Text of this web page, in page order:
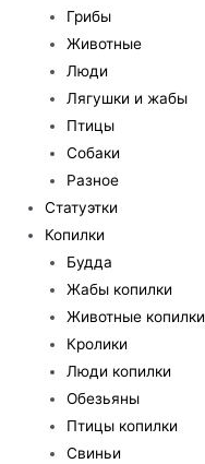
Грибы
Животные
Люди
Лягушки и жабы
Птицы
Собаки
Разное
Статуэтки
Копилки
Будда
Жабы копилки
Животные копилки
Кролики
Люди копилки
Обезьяны
Птицы копилки
Свиньи